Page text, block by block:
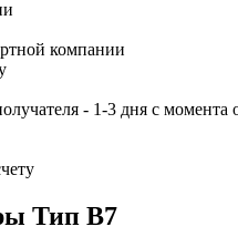
компании
- 1-3 дня с момента
Тип B7